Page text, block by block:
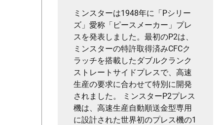
ミンスターは1948年に「Pシリー
ズ」愛称「ピースメーカー」プレ
スを発表しました。最初のP2は、
ミンスターの特許取得済みCFCク
ラッチを搭載したダブルクランク
ストレートサイドプレスで、高速
生産の要求に合わせて特別に開発
されました。 ミンスターP2プレス
機は、高速生産自動順送金型専用
に設計された世界初のプレス機の1